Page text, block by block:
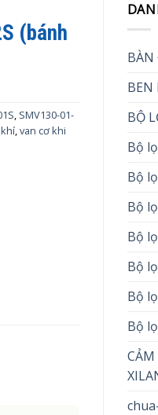
(bánh
, SMV130-01-
,van cơ khi
BÀN
BEN
BỘ
Bộ
Bộ
Bộ
Bộ
Bộ
Bộ
Bộ